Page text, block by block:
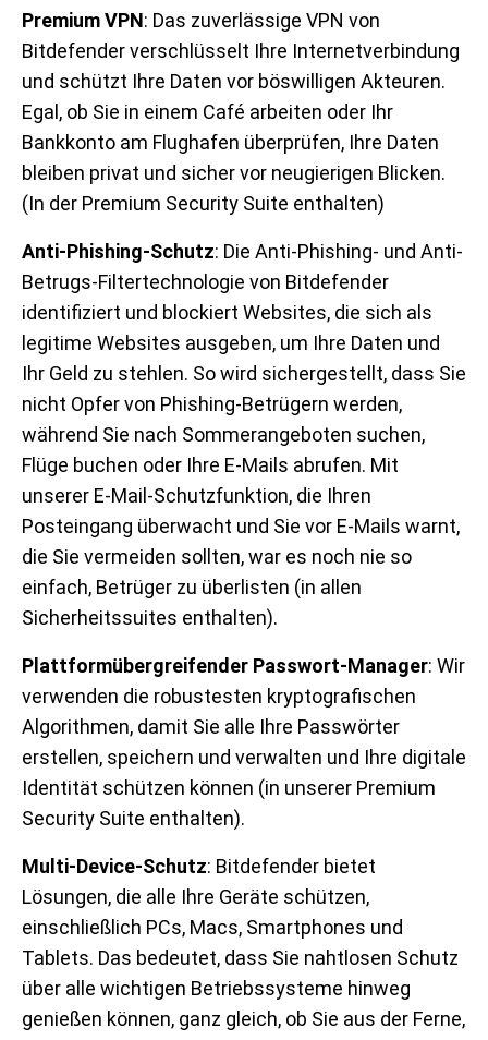
Premium VPN: Das zuverlässige VPN von
Bitdefender verschlüsselt Ihre Internetverbindung
und schützt Ihre Daten vor böswilligen Akteuren.
Egal, ob Sie in einem Café arbeiten oder Ihr
Bankkonto am Flughafen überprüfen, Ihre Daten
bleiben privat und sicher vor neugierigen Blicken.
(In der Premium Security Suite enthalten)
Anti-Phishing-Schutz: Die Anti-Phishing- und Anti-
Betrugs-Filtertechnologie von Bitdefender
identifiziert und blockiert Websites, die sich als
legitime Websites ausgeben, um Ihre Daten und
Ihr Geld zu stehlen. So wird sichergestellt, dass Sie
nicht Opfer von Phishing-Betrügern werden,
während Sie nach Sommerangeboten suchen,
Flüge buchen oder Ihre E-Mails abrufen. Mit
unserer E-Mail-Schutzfunktion, die Ihren
Posteingang überwacht und Sie vor E-Mails warnt,
die Sie vermeiden sollten, war es noch nie so
einfach, Betrüger zu überlisten (in allen
Sicherheitssuites enthalten).
Plattformübergreifender Passwort-Manager: Wir
verwenden die robustesten kryptografischen
Algorithmen, damit Sie alle Ihre Passwörter
erstellen, speichern und verwalten und Ihre digitale
Identität schützen können (in unserer Premium
Security Suite enthalten).
Multi-Device-Schutz: Bitdefender bietet
Lösungen, die alle Ihre Geräte schützen,
einschließlich PCs, Macs, Smartphones und
Tablets. Das bedeutet, dass Sie nahtlosen Schutz
über alle wichtigen Betriebssysteme hinweg
genießen können, ganz gleich, ob Sie aus der Ferne,